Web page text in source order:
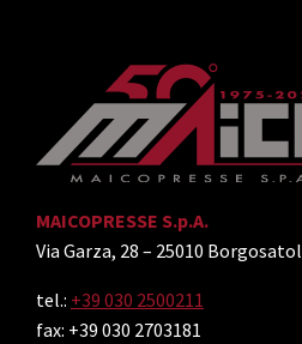
MAICOPRESSE S.p.A.
Via Garza, 28 – 25010
tel.: +39 030 2500211
fax: +39 030 2703181